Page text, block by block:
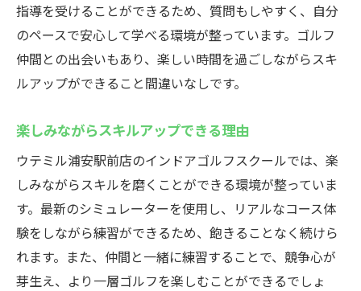
指導を受けることができるため、質問もしやすく、自分
のペースで安心して学べる環境が整っています。ゴルフ
仲間との出会いもあり、楽しい時間を過ごしながらスキ
ルアップができること間違いなしです。
楽しみながらスキルアップできる理由
ウテミル浦安駅前店のインドアゴルフスクールでは、楽
しみながらスキルを磨くことができる環境が整っていま
す。最新のシミュレーターを使用し、リアルなコース体
験をしながら練習ができるため、飽きることなく続けら
れます。また、仲間と一緒に練習することで、競争心が
芽生え、より一層ゴルフを楽しむことができるでしょ